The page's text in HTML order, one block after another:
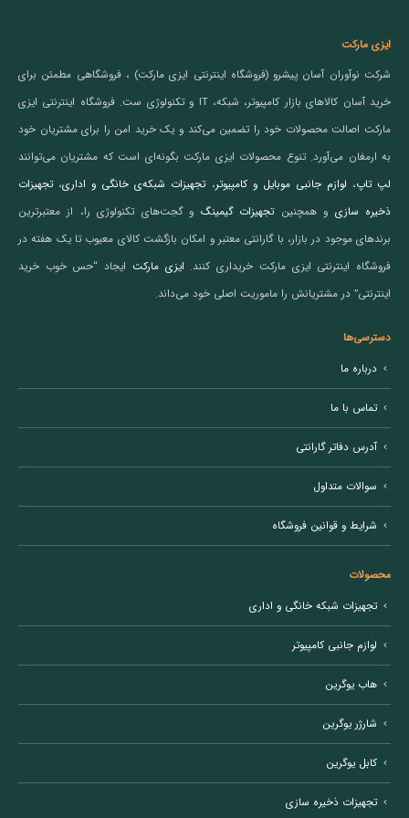
ایزی مارکت
شرکت نوآوران آسان پیشرو (فروشگاه اینترنتی ایزی مارکت) ، فروشگاهی مطمئن برای
خرید آسان کالاهای بازار کامپیوتر، شبکه، IT و تکنولوژی ست. فروشگاه اینترنتی ایزی
مارکت اصالت محصولات خود را تضمین می‌کند و یک خرید امن را برای مشتریان خود
به ارمغان می‌آورد. تنوع محصولات ایزی مارکت بگونه‌ای است که مشتریان می‌توانند
لپ تاپ، لوازم جانبی موبایل و کامپیوتر،تجهیزات شبکه‌ی خانگی و اداری،تجهیزات
ذخیره سازی و همچنینتجهیزات گیمینگ و گجت‌های تکنولوژی را، از معتبرترین
برندهای موجود در بازار، با گارانتی معتبر و امکان بازگشت کالای معیوب تا یک هفته در
فروشگاه اینترنتی ایزی مارکت خریداری کنند. ایزی مارکت ایجاد “حس خوب خرید
اینترنتی” در مشتریانش را ماموریت اصلی خود می‌داند.
دسترسی‌ها
درباره ما
تماس با ما
آدرس دفاتر گارانتی
سوالات متداول
شرایط و قوانین فروشگاه
محصولات
تجهیزات شبکه خانگی و اداری
لوازم جانبی کامپیوتر
هاب یوگرین
شارژر یوگرین
کابل یوگرین
تجهیزات ذخیره سازی